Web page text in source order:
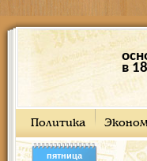
в
Политика
пятница